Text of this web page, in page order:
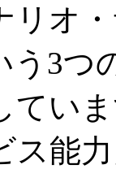
リオ
う3つ
てい
ス能